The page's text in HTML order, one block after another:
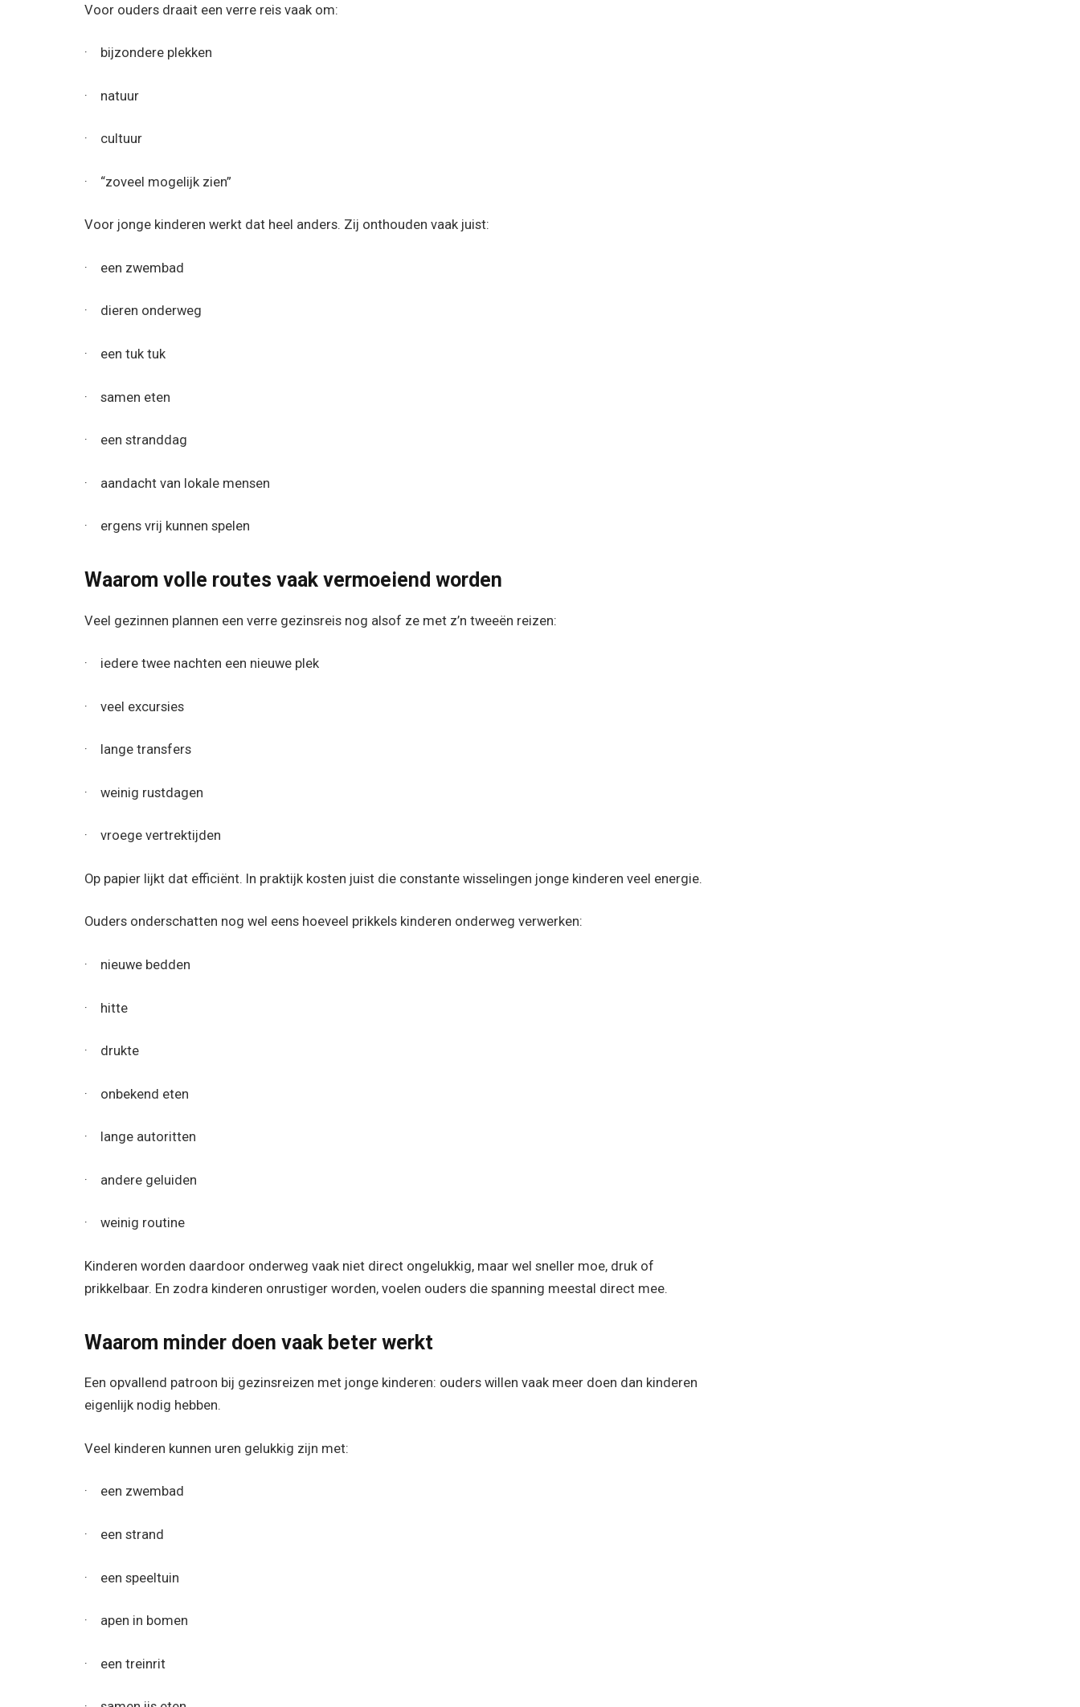
Voor ouders draait een verre reis vaak om:
· bijzondere plekken
· natuur
· cultuur
· “zoveel mogelijk zien”
Voor jonge kinderen werkt dat heel anders. Zij onthouden vaak juist:
· een zwembad
· dieren onderweg
· een tuk tuk
· samen eten
· een stranddag
· aandacht van lokale mensen
· ergens vrij kunnen spelen
Waarom volle routes vaak vermoeiend worden
Veel gezinnen plannen een verre gezinsreis nog alsof ze met z’n tweeën reizen:
· iedere twee nachten een nieuwe plek
· veel excursies
· lange transfers
· weinig rustdagen
· vroege vertrektijden
Op papier lijkt dat efficiënt. In praktijk kosten juist die constante wisselingen jonge kinderen veel energie.
Ouders onderschatten nog wel eens hoeveel prikkels kinderen onderweg verwerken:
· nieuwe bedden
· hitte
· drukte
· onbekend eten
· lange autoritten
· andere geluiden
· weinig routine
Kinderen worden daardoor onderweg vaak niet direct ongelukkig, maar wel sneller moe, druk of
prikkelbaar. En zodra kinderen onrustiger worden, voelen ouders die spanning meestal direct mee.
Waarom minder doen vaak beter werkt
Een opvallend patroon bij gezinsreizen met jonge kinderen: ouders willen vaak meer doen dan kinderen
eigenlijk nodig hebben.
Veel kinderen kunnen uren gelukkig zijn met:
· een zwembad
· een strand
· een speeltuin
· apen in bomen
· een treinrit